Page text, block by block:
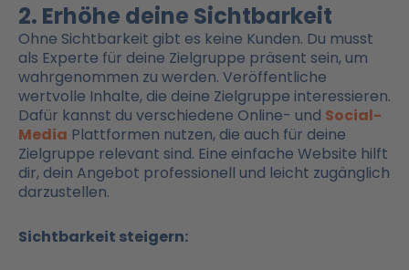
2. Erhöhe deine Sichtbarkeit
Ohne Sichtbarkeit gibt es keine Kunden. Du musst
als Experte für deine Zielgruppe präsent sein, um
wahrgenommen zu werden. Veröffentliche
wertvolle Inhalte, die deine Zielgruppe interessieren.
Dafür kannst du verschiedene Online- und Social-
Media Plattformen nutzen, die auch für deine
Zielgruppe relevant sind. Eine einfache Website hilft
dir, dein Angebot professionell und leicht zugänglich
darzustellen.
Sichtbarkeit steigern: